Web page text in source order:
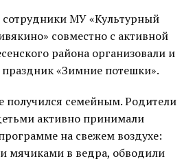
сотрудники МУ «Культурный
совместно с активной
района организовали и
«Зимние потешки».
получился семейным. Родители
активно принимали
на свежем воздухе:
мячиками в ведра, обводили